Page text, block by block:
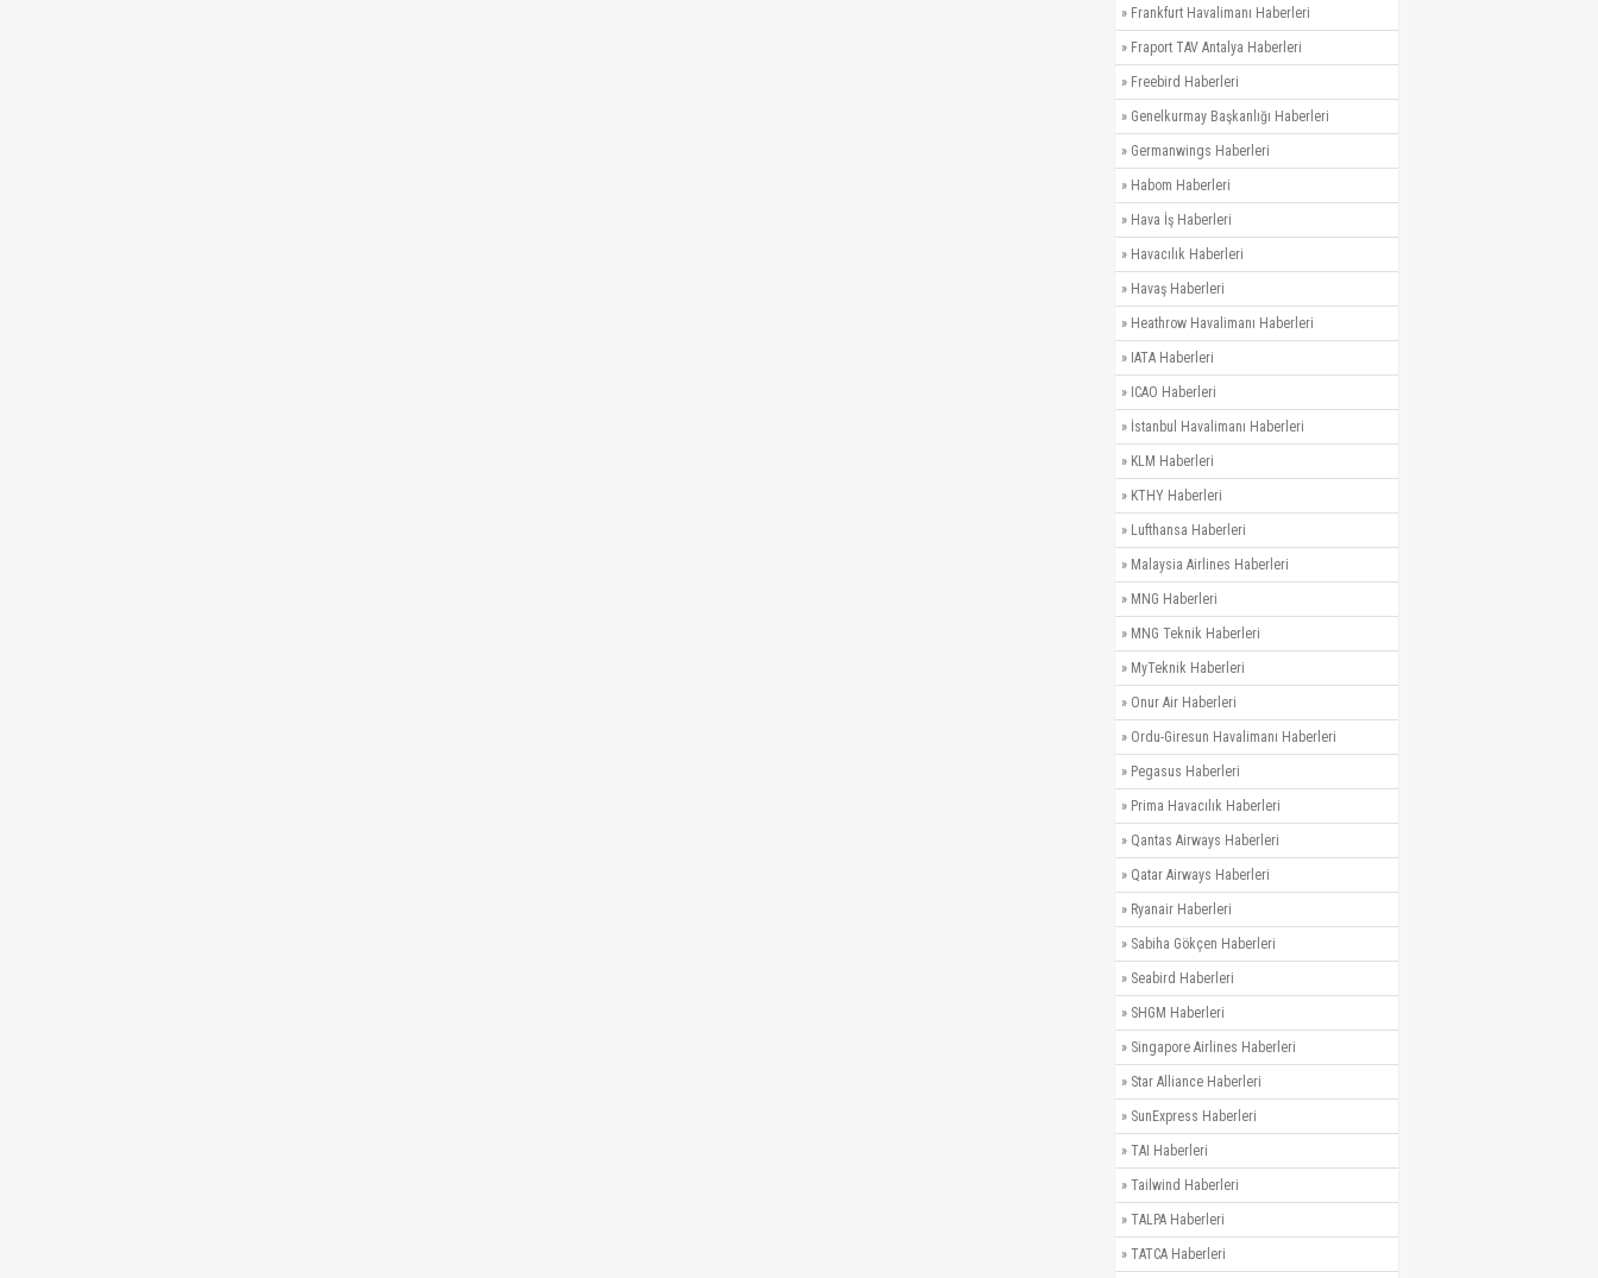
» Frankfurt Havalimanı Haberleri
» Fraport TAV Antalya Haberleri
» Freebird Haberleri
» Genelkurmay Başkanlığı Haberleri
» Germanwings Haberleri
» Habom Haberleri
» Hava İş Haberleri
» Havacılık Haberleri
» Havaş Haberleri
» Heathrow Havalimanı Haberleri
» IATA Haberleri
» ICAO Haberleri
» İstanbul Havalimanı Haberleri
» KLM Haberleri
» KTHY Haberleri
» Lufthansa Haberleri
» Malaysia Airlines Haberleri
» MNG Haberleri
» MNG Teknik Haberleri
» MyTeknik Haberleri
» Onur Air Haberleri
» Ordu-Giresun Havalimanı Haberleri
» Pegasus Haberleri
» Prima Havacılık Haberleri
» Qantas Airways Haberleri
» Qatar Airways Haberleri
» Ryanair Haberleri
» Sabiha Gökçen Haberleri
» Seabird Haberleri
» SHGM Haberleri
» Singapore Airlines Haberleri
» Star Alliance Haberleri
» SunExpress Haberleri
» TAI Haberleri
» Tailwind Haberleri
» TALPA Haberleri
» TATCA Haberleri